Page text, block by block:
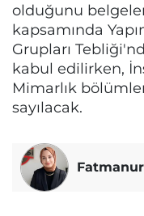
olduğunu
kapsamında
Grupları
kabul edilirken,
Mimarlık
sayılacak.